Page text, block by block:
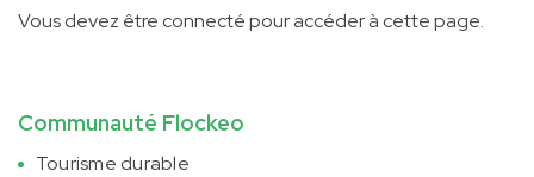
Vous devez être connecté pour accéder à cette page.
Communauté Flockeo
Tourisme durable